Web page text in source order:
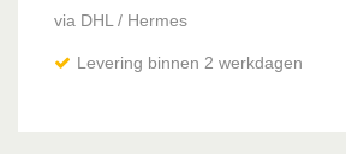
via DHL / Hermes
Levering binnen 2 werkdagen